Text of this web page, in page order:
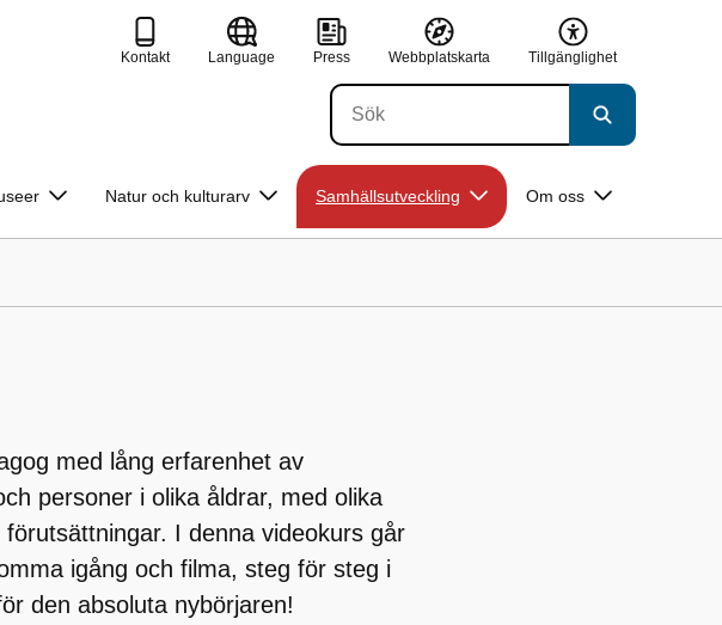
Kontakt Language Press Webbplatskarta Tillgänglighet
Natur och kulturarv Samhällsutveckling Om oss
med lång erfarenhet av
personer i olika åldrar, med olika
I denna videokurs går
igång och filma, steg för steg i
den absoluta nybörjaren!